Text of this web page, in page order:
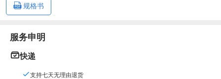
规格书
服务申明
快递
支持七天无理由退货